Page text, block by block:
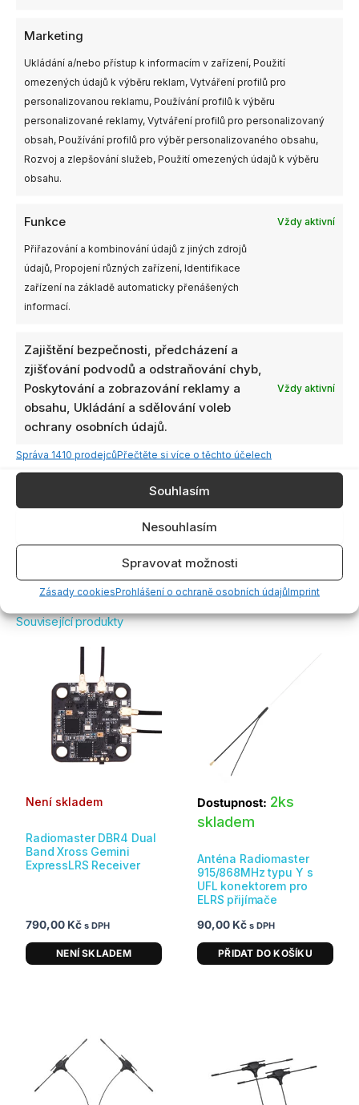
Marketing
Ukládání a/nebo přístup k informacím v zařízení, Použití
omezených údajů k výběru reklam, Vytváření profilů pro
personalizovanou reklamu, Používání profilů k výběru
personalizované reklamy, Vytváření profilů pro personalizovaný
obsah, Používání profilů pro výběr personalizovaného obsahu,
Rozvoj a zlepšování služeb, Použití omezených údajů k výběru
obsahu.
Funkce Vždy aktivní
Přiřazování a kombinování údajů z jiných zdrojů
údajů, Propojení různých zařízení, Identifikace
zařízení na základě automaticky přenášených
informací.
Zajištění bezpečnosti, předcházení a
zjišťování podvodů a odstraňování chyb,
Poskytování a zobrazování reklamy a
obsahu, Ukládání a sdělování voleb
ochrany osobních údajů.
Vždy aktivní
Správa 1410 prodejcůPřečtěte si více o těchto účelech
Souhlasím
Nesouhlasím
Spravovat možnosti
Zásady cookiesProhlášení o ochraně osobních údajůImprint
cookie a povolíte tento obsah
Související produkty
Není skladem
Radiomaster DBR4 Dual
Band Xross Gemini
ExpressLRS Receiver
790,00 Kč s DPH
NENÍ SKLADEM
Dostupnost: 2ks
skladem
Anténa Radiomaster
915/868MHz typu Y s
UFL konektorem pro
ELRS přijímače
90,00 Kč s DPH
PŘIDAT DO KOŠÍKU